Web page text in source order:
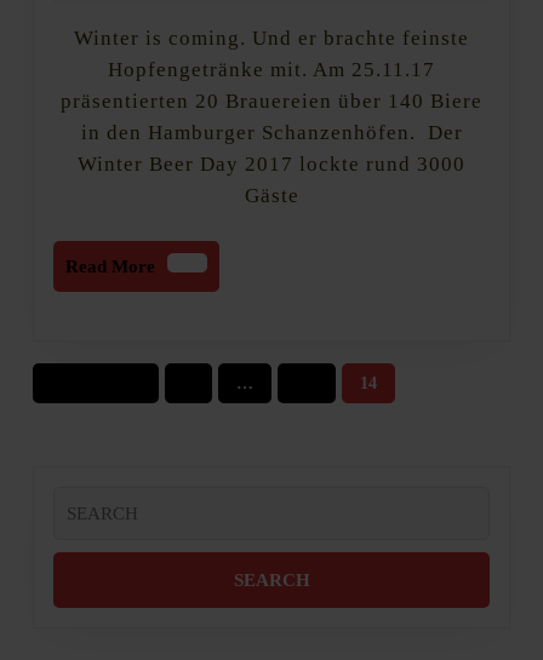
@
Schanzenhöfe,
Hamburg
2017
Winter is coming. Und er brachte feinste
Hopfengetränke mit. Am 25.11.17
präsentierten 20 Brauereien über 140 Biere
in den Hamburger Schanzenhöfen. Der
Winter Beer Day 2017 lockte rund 3000
Gäste
Read More
Read
More
Seitennummerierung
der
… 14
for: